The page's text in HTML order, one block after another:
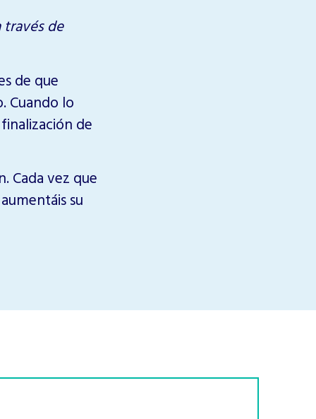
través de
de que
Cuando lo
de
Cada vez que
su